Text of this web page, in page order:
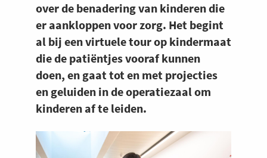
over de benadering van kinderen die
er aankloppen voor zorg. Het begint
al bij een virtuele tour op kindermaat
die de patiëntjes vooraf kunnen
doen, en gaat tot en met projecties
en geluiden in de operatiezaal om
kinderen af te leiden.